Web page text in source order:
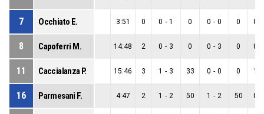
7 Occhiato E. 3:51 0 0 - 1 0 0 - 0 0 0
8 Capoferri M. 14:48 2 0 - 3 0 0 - 3 0 0
11 Caccialanza P. 15:46 3 1 - 3 33 0 - 0 0 1
16 Parmesani F. 4:47 2 1 - 2 50 1 - 2 50 0